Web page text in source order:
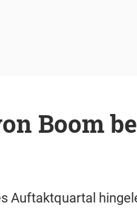
Boom
Auftaktquartal